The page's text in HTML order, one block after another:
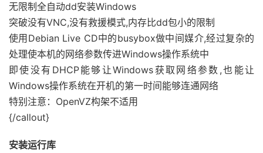
无限制全自动dd安装Windows
突破没有VNC,没有救援模式,内存比dd包小的限制
使用Debian Live CD中的busybox做中间媒介,经过复杂的
处理使本机的网络参数传进Windows操作系统中
即使没有DHCP能够让Windows获取网络参数,也能让
Windows操作系统在开机的第一时间能够连通网络
特别注意：OpenVZ构架不适用
{/callout}
安装运行库